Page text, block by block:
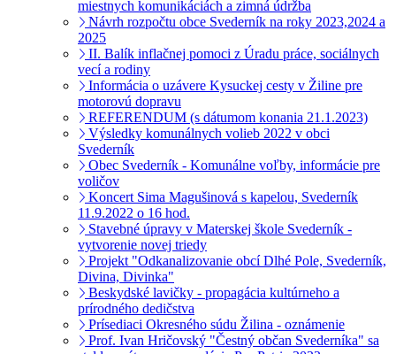
miestnych komunikáciách a zimná údržba
Návrh rozpočtu obce Svederník na roky 2023,2024 a
2025
II. Balík inflačnej pomoci z Úradu práce, sociálnych
vecí a rodiny
Informácia o uzávere Kysuckej cesty v Žiline pre
motorovú dopravu
REFERENDUM (s dátumom konania 21.1.2023)
Výsledky komunálnych volieb 2022 v obci
Svederník
Obec Svederník - Komunálne voľby, informácie pre
voličov
Koncert Sima Magušinová s kapelou, Svederník
11.9.2022 o 16 hod.
Stavebné úpravy v Materskej škole Svederník -
vytvorenie novej triedy
Projekt "Odkanalizovanie obcí Dlhé Pole, Svederník,
Divina, Divinka"
Beskydské lavičky - propagácia kultúrneho a
prírodného dedičstva
Prísediaci Okresného súdu Žilina - oznámenie
Prof. Ivan Hričovský "Čestný občan Svederníka" sa